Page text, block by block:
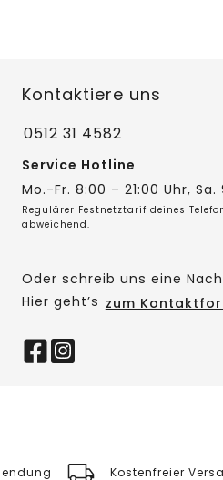
Kontaktiere uns
0512 31 4582
Service Hotline
Mo.-Fr. 8:00 – 21:00 Uhr, Sa.
Regulärer Festnetztarif deines
abweichend.
Oder schreib uns eine
Hier geht’s zum
Kostenfreier